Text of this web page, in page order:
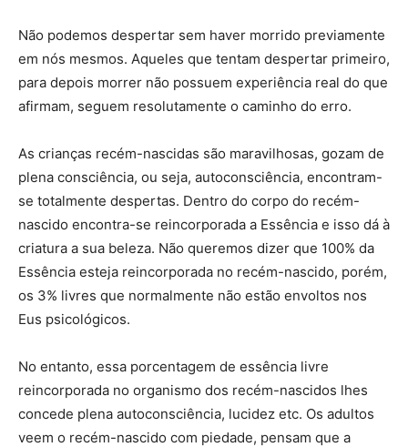
Não podemos despertar sem haver morrido previamente
em nós mesmos. Aqueles que tentam despertar primeiro,
para depois morrer não possuem experiência real do que
afirmam, seguem resolutamente o caminho do erro.
As crianças recém-nascidas são maravilhosas, gozam de
plena consciência, ou seja, autoconsciência, encontram-
se totalmente despertas. Dentro do corpo do recém-
nascido encontra-se reincorporada a Essência e isso dá à
criatura a sua beleza. Não queremos dizer que 100% da
Essência esteja reincorporada no recém-nascido, porém,
os 3% livres que normalmente não estão envoltos nos
Eus psicológicos.
No entanto, essa porcentagem de essência livre
reincorporada no organismo dos recém-nascidos lhes
concede plena autoconsciência, lucidez etc. Os adultos
veem o recém-nascido com piedade, pensam que a